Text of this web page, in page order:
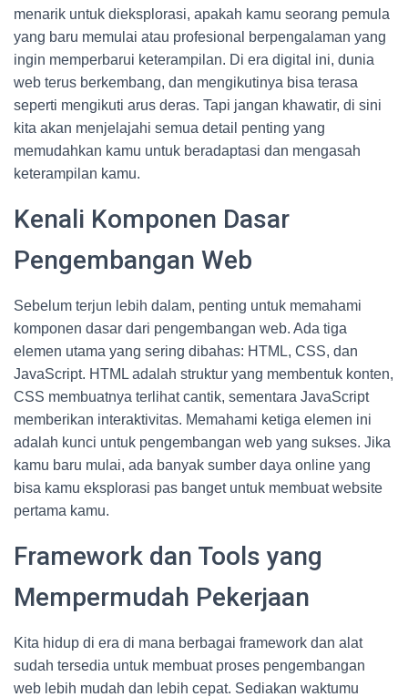
menarik untuk dieksplorasi, apakah kamu seorang pemula
yang baru memulai atau profesional berpengalaman yang
ingin memperbarui keterampilan. Di era digital ini, dunia
web terus berkembang, dan mengikutinya bisa terasa
seperti mengikuti arus deras. Tapi jangan khawatir, di sini
kita akan menjelajahi semua detail penting yang
memudahkan kamu untuk beradaptasi dan mengasah
keterampilan kamu.
Kenali Komponen Dasar
Pengembangan Web
Sebelum terjun lebih dalam, penting untuk memahami
komponen dasar dari pengembangan web. Ada tiga
elemen utama yang sering dibahas: HTML, CSS, dan
JavaScript. HTML adalah struktur yang membentuk konten,
CSS membuatnya terlihat cantik, sementara JavaScript
memberikan interaktivitas. Memahami ketiga elemen ini
adalah kunci untuk pengembangan web yang sukses. Jika
kamu baru mulai, ada banyak sumber daya online yang
bisa kamu eksplorasi pas banget untuk membuat website
pertama kamu.
Framework dan Tools yang
Mempermudah Pekerjaan
Kita hidup di era di mana berbagai framework dan alat
sudah tersedia untuk membuat proses pengembangan
web lebih mudah dan lebih cepat. Sediakan waktumu